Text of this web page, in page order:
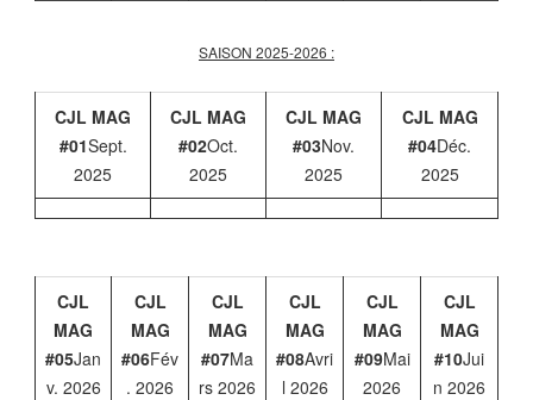
SAISON 2025-2026 :
CJL MAG
#01Sept.
2025
CJL MAG
#02Oct.
2025
CJL MAG
#03Nov.
2025
CJL MAG
#04Déc.
2025
CJL
MAG
#05Jan
v. 2026
CJL
MAG
#06Fév
. 2026
CJL
MAG
#07Ma
rs 2026
CJL
MAG
#08Avri
l 2026
CJL
MAG
#09Mai
2026
CJL
MAG
#10Jui
n 2026